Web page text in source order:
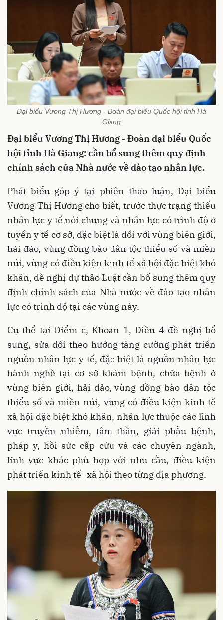
Đại biểu Vương Thị Hương - Đoàn đại biểu Quốc hội tỉnh Hà
Giang
Đại biểu Vương Thị Hương - Đoàn đại biểu Quốc
hội tỉnh Hà Giang: cần bổ sung thêm quy định
chính sách của Nhà nước về đào tạo nhân lực.
Phát biểu góp ý tại phiên thảo luận, Đại biểu
Vương Thị Hương cho biết, trước thực trạng thiếu
nhân lực y tế nói chung và nhân lực có trình độ ở
tuyến y tế cơ sở, đặc biệt là đối với vùng biên giới,
hải đảo, vùng đồng bào dân tộc thiểu số và miền
núi, vùng có điều kiện kinh tế xã hội đặc biệt khó
khăn, đề nghị dự thảo Luật cần bổ sung thêm quy
định chính sách của Nhà nước về đào tạo nhân
lực có trình độ tại các vùng này.
Cụ thể tại Điểm c, Khoản 1, Điều 4 đề nghị bổ
sung, sửa đổi theo hướng tăng cường phát triển
nguồn nhân lực y tế, đặc biệt là nguồn nhân lực
hành nghề tại cơ sở khám bệnh, chữa bệnh ở
vùng biên giới, hải đảo, vùng đồng bào dân tộc
thiểu số và miền núi, vùng có điều kiện kinh tế
xã hội đặc biệt khó khăn, nhân lực thuộc các lĩnh
vực truyền nhiễm, tâm thần, giải phẫu bệnh,
pháp y, hồi sức cấp cứu và các chuyên ngành,
lĩnh vực khác phù hợp với nhu cầu, điều kiện
phát triển kinh tế- xã hội theo từng địa phương.